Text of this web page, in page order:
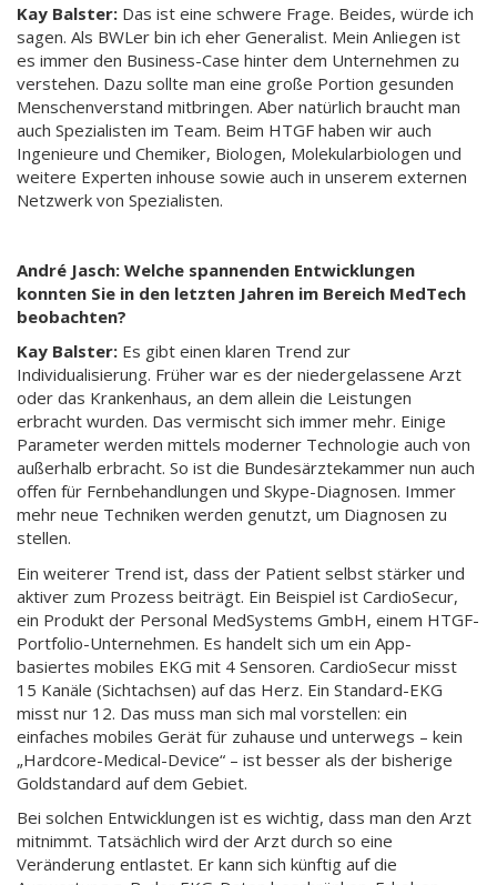
Kay Balster: Das ist eine schwere Frage. Beides, würde ich
sagen. Als BWLer bin ich eher Generalist. Mein Anliegen ist
es immer den Business-Case hinter dem Unternehmen zu
verstehen. Dazu sollte man eine große Portion gesunden
Menschenverstand mitbringen. Aber natürlich braucht man
auch Spezialisten im Team. Beim HTGF haben wir auch
Ingenieure und Chemiker, Biologen, Molekularbiologen und
weitere Experten inhouse sowie auch in unserem externen
Netzwerk von Spezialisten.
André Jasch: Welche spannenden Entwicklungen
konnten Sie in den letzten Jahren im Bereich MedTech
beobachten?
Kay Balster: Es gibt einen klaren Trend zur
Individualisierung. Früher war es der niedergelassene Arzt
oder das Krankenhaus, an dem allein die Leistungen
erbracht wurden. Das vermischt sich immer mehr. Einige
Parameter werden mittels moderner Technologie auch von
außerhalb erbracht. So ist die Bundesärztekammer nun auch
offen für Fernbehandlungen und Skype-Diagnosen. Immer
mehr neue Techniken werden genutzt, um Diagnosen zu
stellen.
Ein weiterer Trend ist, dass der Patient selbst stärker und
aktiver zum Prozess beiträgt. Ein Beispiel ist CardioSecur,
ein Produkt der Personal MedSystems GmbH, einem HTGF-
Portfolio-Unternehmen. Es handelt sich um ein App-
basiertes mobiles EKG mit 4 Sensoren. CardioSecur misst
15 Kanäle (Sichtachsen) auf das Herz. Ein Standard-EKG
misst nur 12. Das muss man sich mal vorstellen: ein
einfaches mobiles Gerät für zuhause und unterwegs – kein
„Hardcore-Medical-Device“ – ist besser als der bisherige
Goldstandard auf dem Gebiet.
Bei solchen Entwicklungen ist es wichtig, dass man den Arzt
mitnimmt. Tatsächlich wird der Arzt durch so eine
Veränderung entlastet. Er kann sich künftig auf die